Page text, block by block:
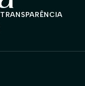
TRANSPARÊNCIA